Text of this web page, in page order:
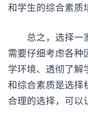
和学生的综合素质
总之，选择一
需要仔细考虑各种
学环境、透彻了解
和综合素质是选择
合理的选择，可以